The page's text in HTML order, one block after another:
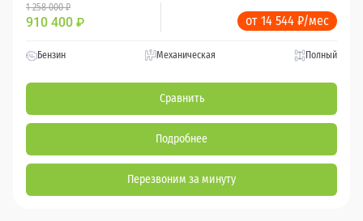
1 258 000 ₽
910 400 ₽ от 14 544 ₽/мес
Бензин Механическая Полный
Сравнить
Подробнее
Перезвоним за минуту